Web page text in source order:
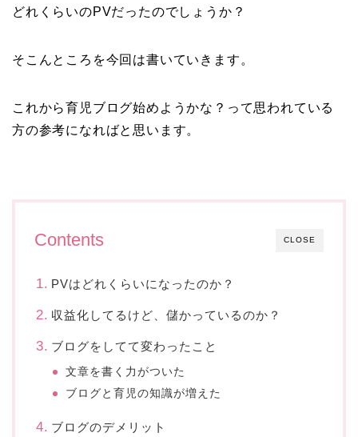
どれくらいのPVだったのでしょうか？
そこんところを今回は書いていきます。
これから育児ブログ始めようかな？って思われている
方の参考になればと思います。
CLOSE
Contents
PVはどれくらいになったのか？
収益化してるけど、儲かっているのか？
ブログをしてて変わったこと
文章を書く力がついた
ブログと育児の知識が増えた
ブログのデメリット